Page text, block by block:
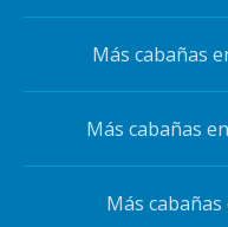
Más cabañas
Más cabañas
Más